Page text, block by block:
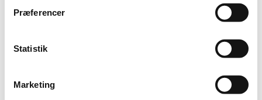
Præferencer
Statistik
Marketing